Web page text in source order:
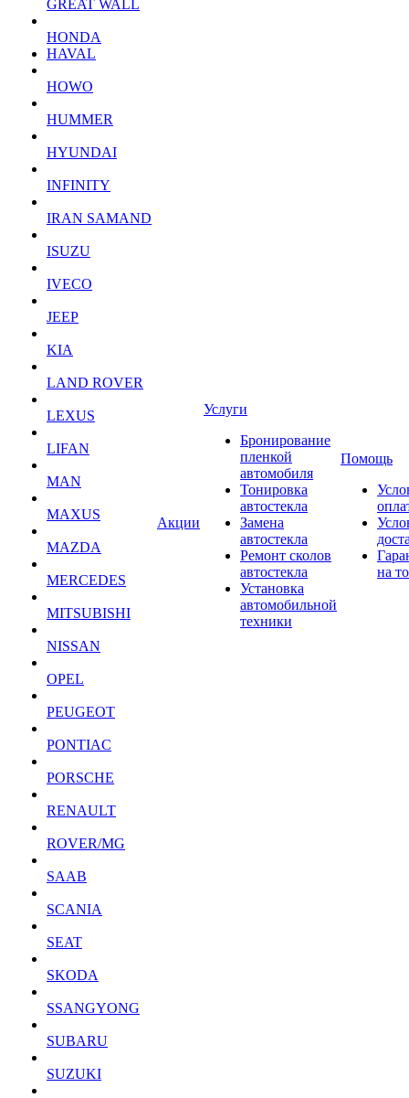
GREAT WALL
HONDA
HAVAL
HOWO
HUMMER
HYUNDAI
INFINITY
IRAN SAMAND
ISUZU
IVECO
JEEP
KIA
LAND ROVER
LEXUS
LIFAN
MAN
MAXUS
MAZDA
MERCEDES
MITSUBISHI
NISSAN
OPEL
PEUGEOT
PONTIAC
PORSCHE
RENAULT
ROVER/MG
SAAB
SCANIA
SEAT
SKODA
SSANGYONG
SUBARU
SUZUKI
Акции
Услуги
Бронирование
пленкой
автомобиля
Тонировка
автостекла
Замена
автостекла
Ремонт сколов
автостекла
Установка
автомобильной
техники
Помощь
на